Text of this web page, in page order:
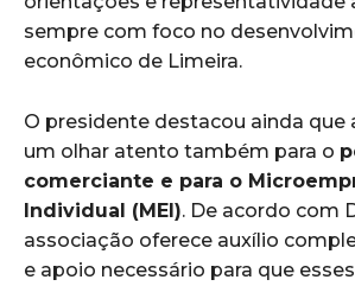
sempre com foco no
econômico de Limeira.
O presidente destacou ainda que
um olhar atento também para o
comerciante e para o
Individual (MEI). De acordo com
associação oferece auxílio
e apoio necessário para que esses